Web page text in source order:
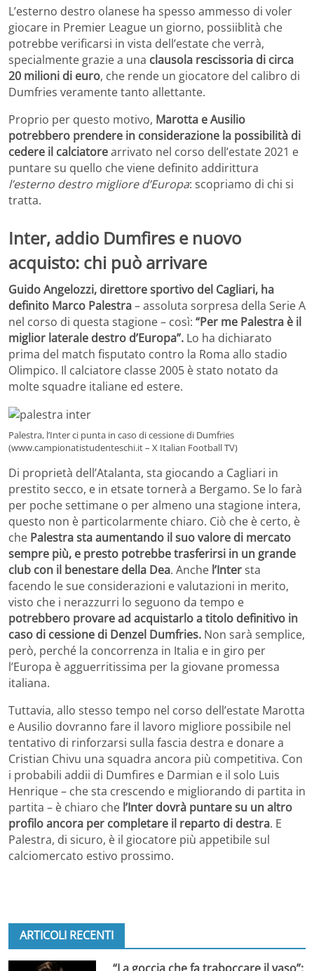
L’esterno destro olanese ha spesso ammesso di voler
giocare in Premier League un giorno, possiiblità che
potrebbe verificarsi in vista dell’estate che verrà,
specialmente grazie a una clausola rescissoria di circa
20 milioni di euro, che rende un giocatore del calibro di
Dumfries veramente tanto allettante.
Proprio per questo motivo, Marotta e Ausilio
potrebbero prendere in considerazione la possibilità di
cedere il calciatorearrivato nel corso dell’estate 2021 e
puntare su quello che viene definito addirittura
l’esterno destro migliore d’Europa: scopriamo di chi si
tratta.
Inter, addio Dumfires e nuovo
acquisto: chi può arrivare
Guido Angelozzi, direttore sportivo del Cagliari, ha
definito Marco Palestra– assoluta sorpresa della Serie A
nel corso di questa stagione – così: “Per me Palestra è il
miglior laterale destro d’Europa”. Lo ha dichiarato
prima del match fisputato contro la Roma allo stadio
Olimpico. Il calciatore classe 2005 è stato notato da
molte squadre italiane ed estere.
Palestra, l’Inter ci punta in caso di cessione di Dumfries
(www.campionatistudenteschi.it – X Italian Football TV)
Di proprietà dell’Atalanta, sta giocando a Cagliari in
prestito secco, e in etsate tornerà a Bergamo. Se lo farà
per poche settimane o per almeno una stagione intera,
questo non è particolarmente chiaro. Ciò che è certo, è
che Palestra sta aumentando il suo valore di mercato
sempre più, e presto potrebbe trasferirsi in un grande
club con il benestare della Dea. Anche l’Intersta
facendo le sue considerazioni e valutazioni in merito,
visto che i nerazzurri lo seguono da tempo e
potrebbero provare ad acquistarlo a titolo definitivo in
caso di cessione di Denzel Dumfries. Non sarà semplice,
però, perché la concorrenza in Italia e in giro per
l’Europa è agguerritissima per la giovane promessa
italiana.
Tuttavia, allo stesso tempo nel corso dell’estate Marotta
e Ausilio dovranno fare il lavoro migliore possibile nel
tentativo di rinforzarsi sulla fascia destra e donare a
Cristian Chivu una squadra ancora più competitiva. Con
i probabili addii di Dumfires e Darmian e il solo Luis
Henrique – che sta crescendo e migliorando di partita in
partita – è chiaro che l’Inter dovrà puntare su un altro
profilo ancora per completare il reparto di destra. E
Palestra, di sicuro, è il giocatore più appetibile sul
calciomercato estivo prossimo.
ARTICOLI RECENTI